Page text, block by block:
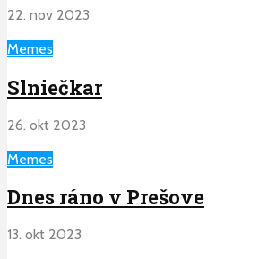
22. nov 2023
Memes
Slniečkar
26. okt 2023
Memes
Dnes ráno v Prešove
13. okt 2023